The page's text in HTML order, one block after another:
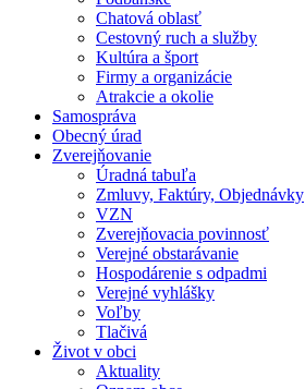
Chatová oblasť
Cestovný ruch a služby
Kultúra a šport
Firmy a organizácie
Atrakcie a okolie
Samospráva
Obecný úrad
Zverejňovanie
Úradná tabuľa
Zmluvy, Faktúry, Objednávky
VZN
Zverejňovacia povinnosť
Verejné obstarávanie
Hospodárenie s odpadmi
Verejné vyhlášky
Voľby
Tlačivá
Život v obci
Aktuality